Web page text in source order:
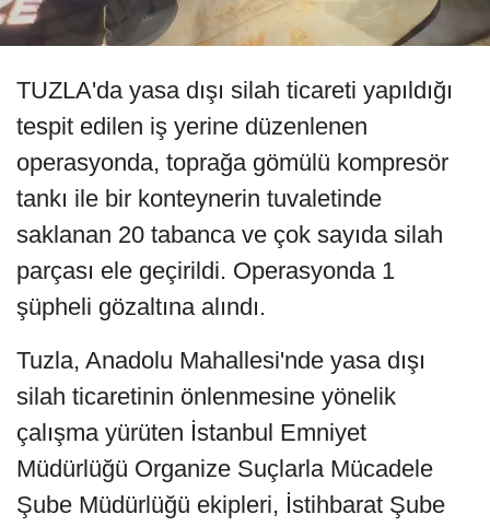
TUZLA'da yasa dışı silah ticareti yapıldığı
tespit edilen iş yerine düzenlenen
operasyonda, toprağa gömülü kompresör
tankı ile bir konteynerin tuvaletinde
saklanan 20 tabanca ve çok sayıda silah
parçası ele geçirildi. Operasyonda 1
şüpheli gözaltına alındı.
Tuzla, Anadolu Mahallesi'nde yasa dışı
silah ticaretinin önlenmesine yönelik
çalışma yürüten İstanbul Emniyet
Müdürlüğü Organize Suçlarla Mücadele
Şube Müdürlüğü ekipleri, İstihbarat Şube